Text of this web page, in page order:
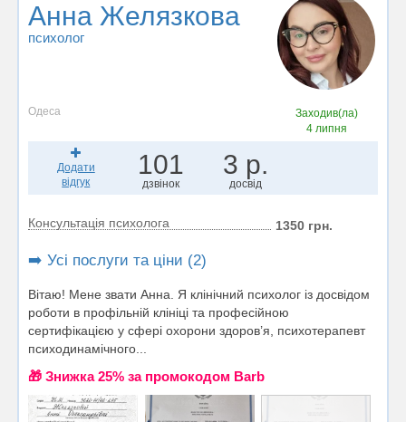
Анна Желязкова
психолог
Одеса
Заходив(ла)
4 липня
Додати
відгук
101
дзвінок
3 р.
досвід
Консультація психолога 1350 грн.
➡️ Усі послуги та ціни (2)
Вітаю! Мене звати Анна. Я клінічний психолог із досвідом
роботи в профільній клініці та професійною
сертифікацією у сфері охорони здоров’я, психотерапевт
психодинамічного...
🎁 Знижка 25% за промокодом Barb